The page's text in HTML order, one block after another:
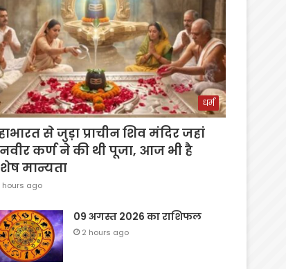
धर्म
से जुड़ा प्राचीन शिव मंदिर जहां
कर्ण ने की थी पूजा, आज भी है
मान्यता
hours ago
09 अगस्त 2026 का राशिफल
2 hours ago